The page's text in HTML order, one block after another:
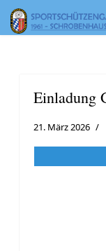
Einladung
21. März 2026